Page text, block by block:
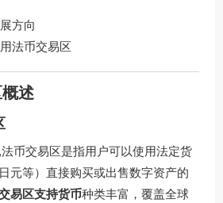
方向
法币交易区
述
币交易区是指用户可以使用法定货
元等）直接购买或出售数字资产的
易区支持货币种类丰富，覆盖全球